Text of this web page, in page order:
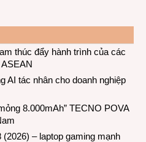
thúc đẩy hành trình của các
AI tác nhân cho doanh nghiệp
8.000mAh” TECNO POVA
– laptop gaming mạnh